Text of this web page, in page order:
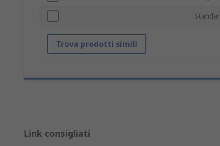
Trova prodotti simili
Link consigliati